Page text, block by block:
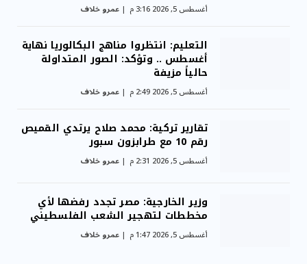
أغسطس 5, 2026 3:16 م عمرو خلاف
التعليم: انتظروا مناهج البكالوريا نهاية
أغسطس .. وتؤكد: الصور المتداولة
حالياً مزيفة
أغسطس 5, 2026 2:49 م عمرو خلاف
تقارير تركية: محمد صلاح يرتدي القميص
رقم 10 مع طرابزون سبور
أغسطس 5, 2026 2:31 م عمرو خلاف
وزير الخارجية: مصر تجدد رفضها لأي
مخططات لتهجير الشعب الفلسطيني
أغسطس 5, 2026 1:47 م عمرو خلاف